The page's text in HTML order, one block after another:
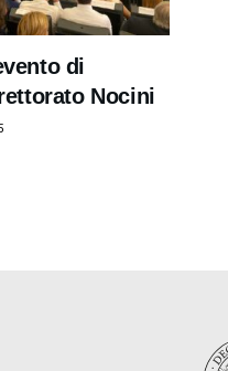
di
Nocini